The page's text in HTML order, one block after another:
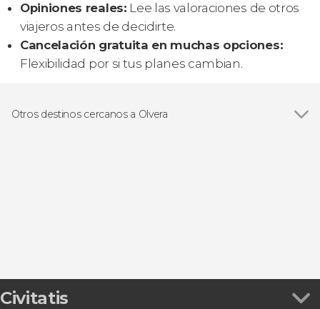
Opiniones reales: Lee las valoraciones de otros
viajeros antes de decidirte.
Cancelación gratuita en muchas opciones:
Flexibilidad por si tus planes cambian.
Otros destinos cercanos a Olvera
Civitatis